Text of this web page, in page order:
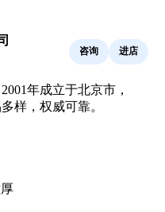
咨询 进店
年成立于北京市，
样，权威可靠。